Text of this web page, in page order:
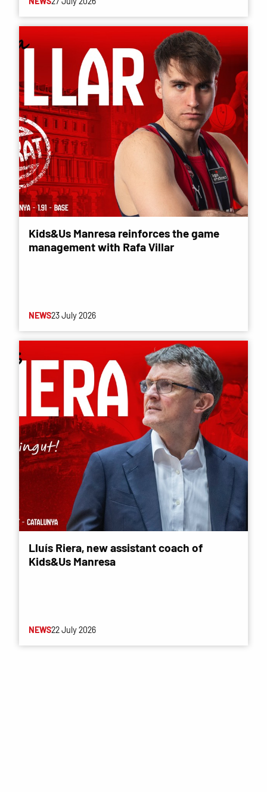
Kids&Us Manresa reinforces the game
management with Rafa Villar
NEWS23 July 2026
Lluís Riera, new assistant coach of
Kids&Us Manresa
NEWS22 July 2026